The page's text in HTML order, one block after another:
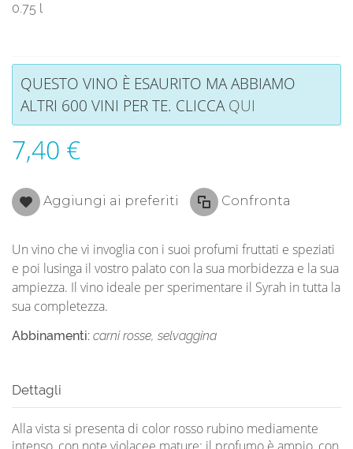
0.75 l
QUESTO VINO È ESAURITO MA ABBIAMO
ALTRI 600 VINI PER TE. CLICCAQUI
7,40 €
Aggiungi ai preferiti Confronta
Un vino che vi invoglia con i suoi profumi fruttati e speziati
e poi lusinga il vostro palato con la sua morbidezza e la sua
ampiezza. Il vino ideale per sperimentare il Syrah in tutta la
sua completezza.
Abbinamenti: carni rosse, selvaggina
Dettagli
Alla vista si presenta di color rosso rubino mediamente